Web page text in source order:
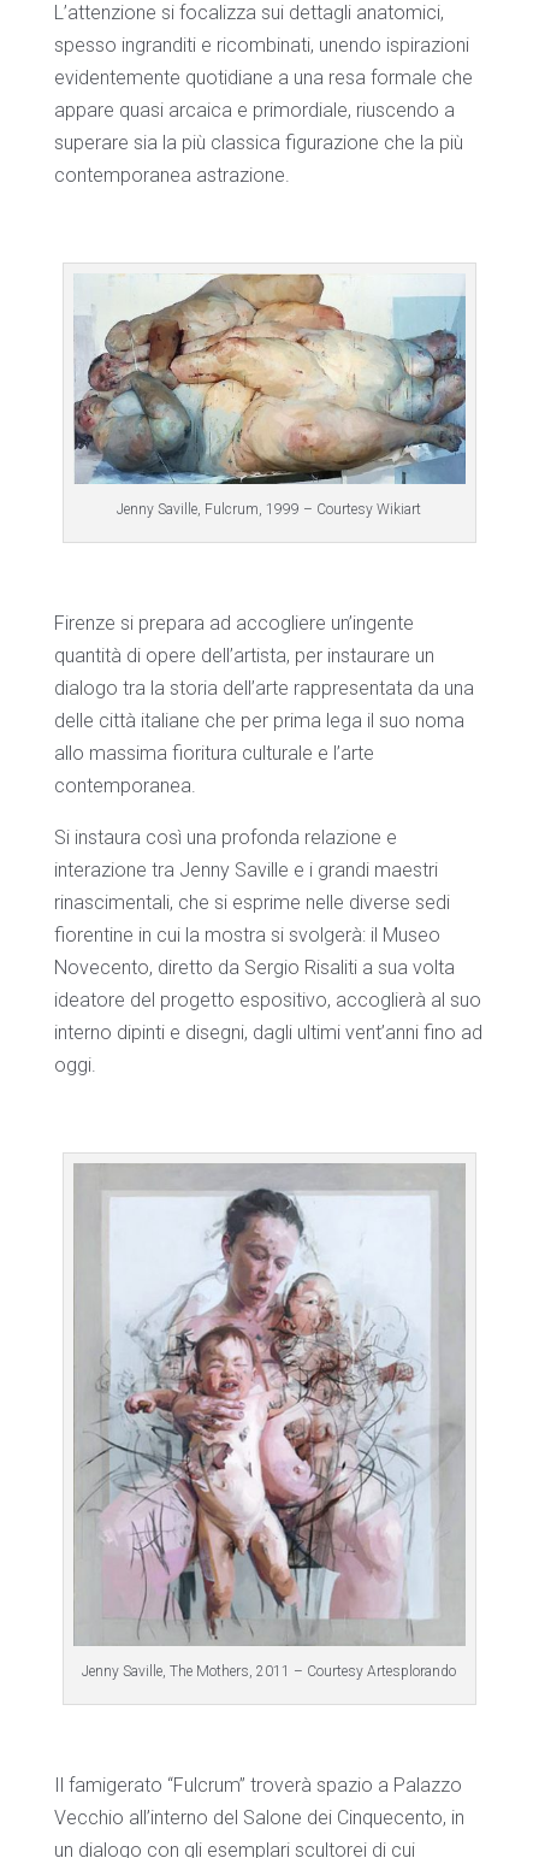
L’attenzione si focalizza sui dettagli anatomici,
spesso ingranditi e ricombinati, unendo ispirazioni
evidentemente quotidiane a una resa formale che
appare quasi arcaica e primordiale, riuscendo a
superare sia la più classica figurazione che la più
contemporanea astrazione.
Jenny Saville, Fulcrum, 1999 – Courtesy Wikiart
Firenze si prepara ad accogliere un’ingente
quantità di opere dell’artista, per instaurare un
dialogo tra la storia dell’arte rappresentata da una
delle città italiane che per prima lega il suo noma
allo massima fioritura culturale e l’arte
contemporanea.
Si instaura così una profonda relazione e
interazione tra Jenny Saville e i grandi maestri
rinascimentali, che si esprime nelle diverse sedi
fiorentine in cui la mostra si svolgerà: il Museo
Novecento, diretto da Sergio Risaliti a sua volta
ideatore del progetto espositivo, accoglierà al suo
interno dipinti e disegni, dagli ultimi vent’anni fino ad
oggi.
Jenny Saville, The Mothers, 2011 – Courtesy Artesplorando
Il famigerato “Fulcrum” troverà spazio a Palazzo
Vecchio all’interno del Salone dei Cinquecento, in
un dialogo con gli esemplari scultorei di cui